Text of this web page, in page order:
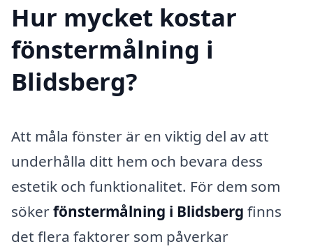
Hur mycket kostar
fönstermålning i
Blidsberg?
Att måla fönster är en viktig del av att
underhålla ditt hem och bevara dess
estetik och funktionalitet. För dem som
sökerfönstermålning i Blidsberg finns
det flera faktorer som påverkar